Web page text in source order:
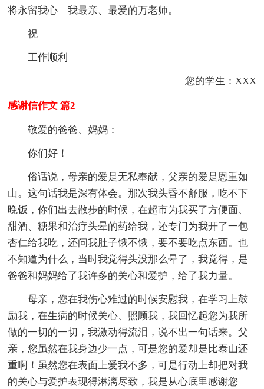
将永留我心—我最亲、最爱的万老师。
祝
工作顺利
您的学生：XXX
感谢信作文 篇2
敬爱的爸爸、妈妈：
你们好！
俗话说，母亲的爱是无私奉献，父亲的爱是恩重如
山。这句话我是深有体会。那次我头昏不舒服，吃不下
晚饭，你们出去散步的时候，在超市为我买了方便面、
甜酒、糖果和治疗头晕的药给我，还专门为我开了一包
杏仁给我吃，还问我肚子饿不饿，要不要吃点东西。也
不知道为什么，当时我觉得头没那么晕了，我觉得，是
爸爸和妈妈给了我许多的关心和爱护，给了我力量。
母亲，您在我伤心难过的时候安慰我，在学习上鼓
励我，在生病的时候关心、照顾我，我回忆起您为我所
做的一切的一切，我激动得流泪，说不出一句话来。父
亲，您虽然在我身边少一点，可是您的爱却是比泰山还
重啊！虽然您在表面上爱我不多，可是行动上却把对我
的关心与爱护表现得淋漓尽致，我是从心底里感谢您